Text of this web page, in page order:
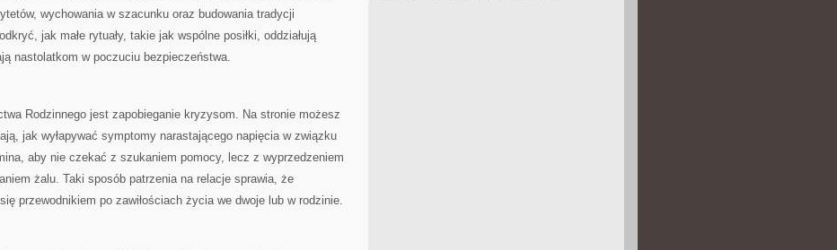
wychowania w szacunku oraz budowania tradycji
jak małe rytuały, takie jak wspólne posiłki, oddziałują
nastolatkom w poczuciu bezpieczeństwa.
Rodzinnego jest zapobieganie kryzysom. Na stronie możesz
jak wyłapywać symptomy narastającego napięcia w związku
aby nie czekać z szukaniem pomocy, lecz z wyprzedzeniem
żalu. Taki sposób patrzenia na relacje sprawia, że
przewodnikiem po zawiłościach życia we dwoje lub w rodzinie.